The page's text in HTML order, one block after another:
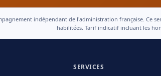
indépendant de l'administration française. Ce
habilitées. Tarif indicatif incluant les
SERVICES